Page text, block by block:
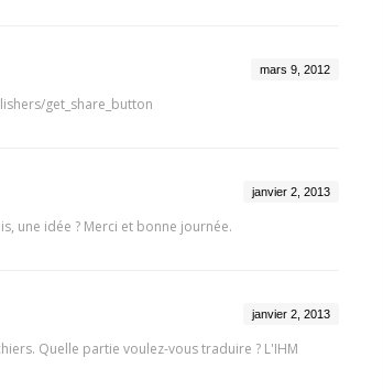
mars 9, 2012
get_share_button
janvier 2, 2013
une idée ? Merci et bonne journée.
janvier 2, 2013
Quelle partie voulez-vous traduire ? L'IHM